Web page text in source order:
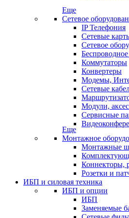
Еще
Сетевое
IP Телефония
Сетевые
Сетевое
Коммутаторы
Конвертеры
Модемы,
Сетевые
Модули,
Сервисные
Еще
Монтажное
Монтажные
Коннекторы,
Розетки и
ИБП и силовая техника
ИБП и опции
ИБП
Заменяемые